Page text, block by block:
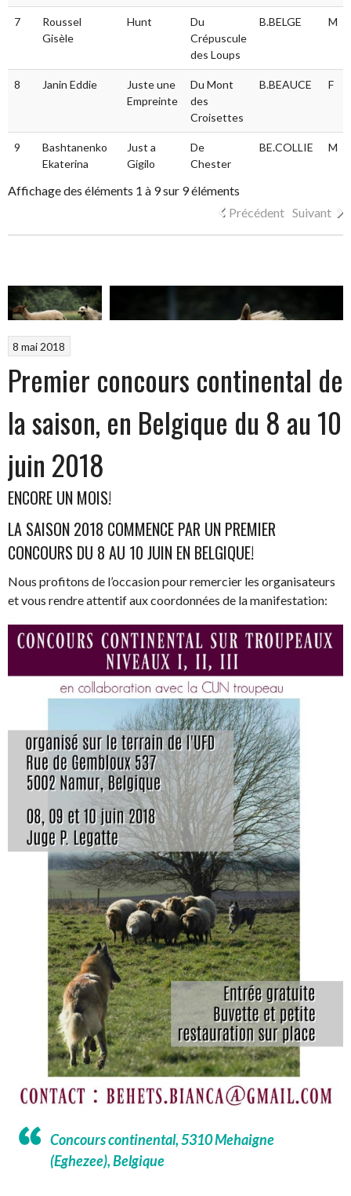
7
Roussel
Gisèle
Hunt
Du
Crépuscule
des Loups
B.BELGE M
8 Janin Eddie
Juste une
Empreinte
Du Mont
des
Croisettes
B.BEAUCE F
9
Bashtanenko
Ekaterina
Just a
Gigilo
De
Chester
BE.COLLIE M
Affichage des éléments 1 à 9 sur 9 éléments
Précédent Suivant
8 mai 2018
Premier concours continental de
la saison, en Belgique du 8 au 10
juin 2018
ENCORE UN MOIS!
LA SAISON 2018 COMMENCE PAR UN PREMIER
CONCOURS DU 8 AU 10 JUIN EN BELGIQUE!
Nous profitons de l’occasion pour remercier les organisateurs
et vous rendre attentif aux coordonnées de la manifestation:
Concours continental, 5310 Mehaigne
(Eghezee), Belgique